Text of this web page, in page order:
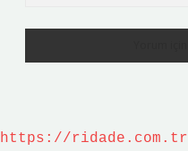
https://ridade.com.tr